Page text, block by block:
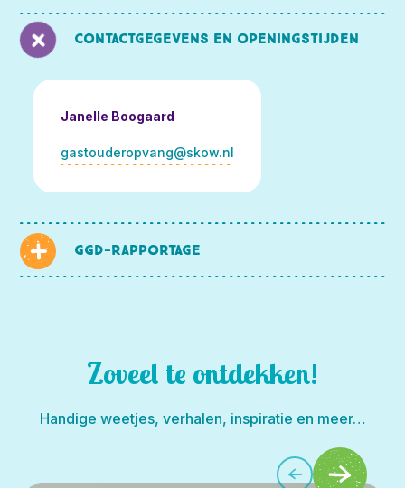
Contactgegevens en openingstijden
Janelle Boogaard
gastouderopvang@skow.nl
GGD-rapportage
Zoveel te ontdekken!
Handige weetjes, verhalen, inspiratie en meer…